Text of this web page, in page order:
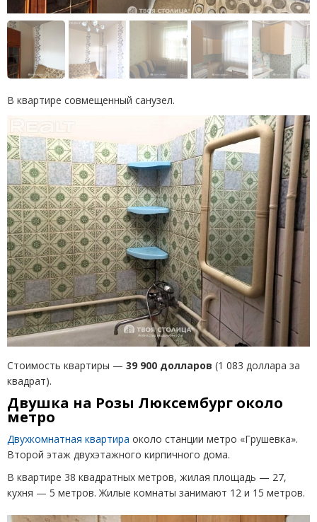
В квартире совмещенный санузел.
Стоимость квартиры — 39 900 долларов (1 083 доллара за
квадрат).
Двушка на Розы Люксембург около
метро
Двухкомнатная квартира около станции метро «Грушевка».
Второй этаж двухэтажного кирпичного дома.
В квартире 38 квадратных метров, жилая площадь — 27,
кухня — 5 метров. Жилые комнаты занимают 12 и 15 метров.